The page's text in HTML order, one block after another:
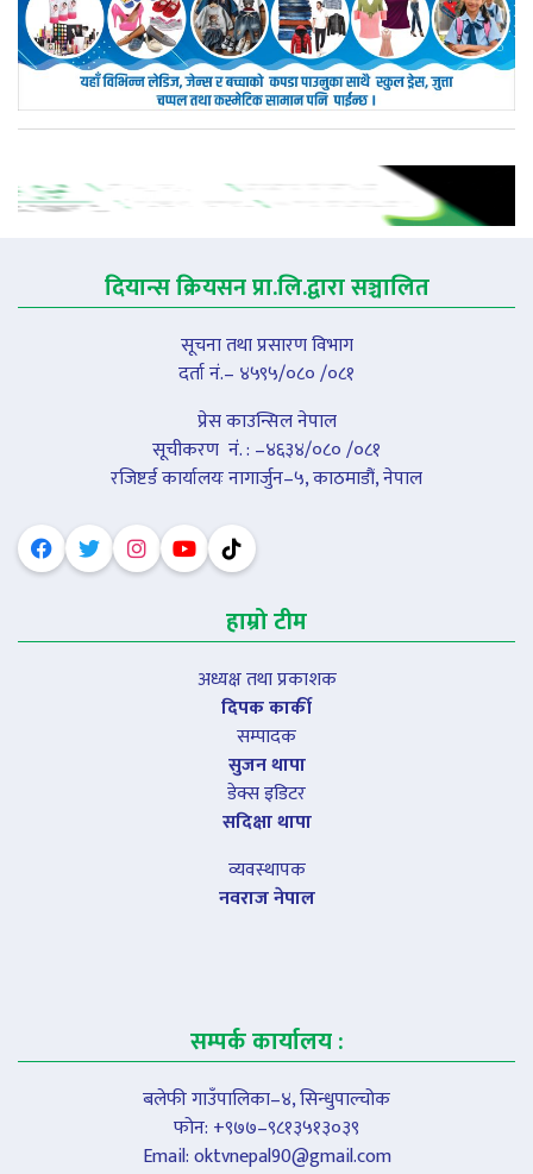
दियान्स क्रियसन प्रा.लि.द्वारा सञ्चालित
सूचना तथा प्रसारण विभाग
दर्ता नं.– ४५९५/०८० /०८१
प्रेस काउन्सिल नेपाल
सूचीकरण नंं. : –४६३४/०८० /०८१
रजिष्टर्ड कार्यालयः नागार्जुन–५, काठमाडौं, नेपाल
हाम्रो टीम
अध्यक्ष तथा प्रकाशक
दिपक कार्की
सम्पादक
सुजन थापा
डेक्स इडिटर
सदिक्षा थापा
व्यवस्थापक
नवराज नेपाल
सम्पर्क कार्यालय :
बलेफी गाउँपालिका–४, सिन्धुपाल्चोक
फोन: +९७७–९८१३५१३०३९
Email:oktvnepal90@gmail.com